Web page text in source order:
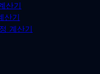
산기
산기
계산기